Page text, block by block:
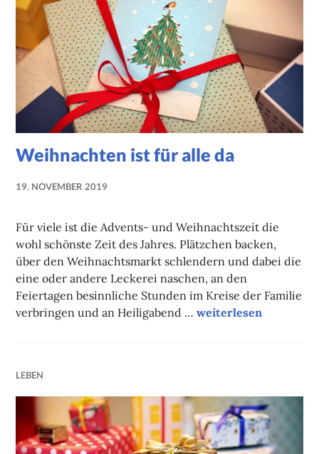
Weihnachten ist für alle da
19. NOVEMBER 2019
Für viele ist die Advents- und Weihnachtszeit die
wohl schönste Zeit des Jahres. Plätzchen backen,
über den Weihnachtsmarkt schlendern und dabei die
eine oder andere Leckerei naschen, an den
Feiertagen besinnliche Stunden im Kreise der Familie
verbringen und an Heiligabend …Weihnachten ist für
weiterlesen
LEBEN